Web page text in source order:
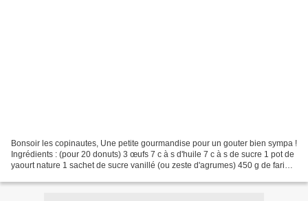
Bonsoir les copinautes, Une petite gourmandise pour un gouter bien sympa !
Ingrédients : (pour 20 donuts) 3 œufs 7 c à s d'huile 7 c à s de sucre 1 pot de
yaourt nature 1 sachet de sucre vanillé (ou zeste d'agrumes) 450 g de farine